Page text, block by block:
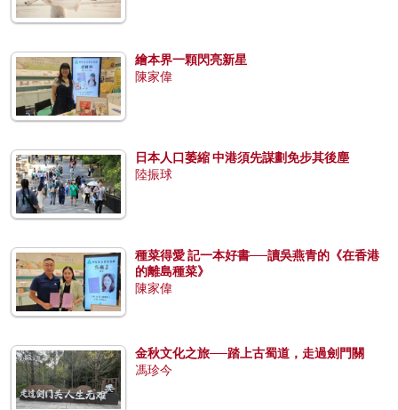
繪本界一顆閃亮新星
陳家偉
日本人口萎縮 中港須先謀劃免步其後塵
陸振球
種菜得愛 記一本好書──讀吳燕青的《在香港
的離島種菜》
陳家偉
金秋文化之旅──踏上古蜀道，走過劍門關
馮珍今